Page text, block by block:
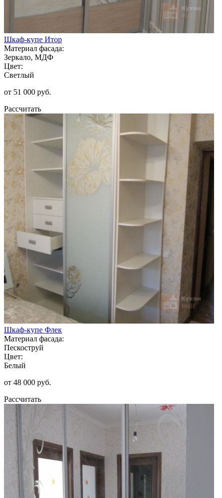
Шкаф-купе Итор
Материал фасада:
Зеркало, МДФ
Цвет:
Светлый
от 51 000 руб.
Рассчитать
Шкаф-купе Флек
Материал фасада:
Пескоструй
Цвет:
Белый
от 48 000 руб.
Рассчитать